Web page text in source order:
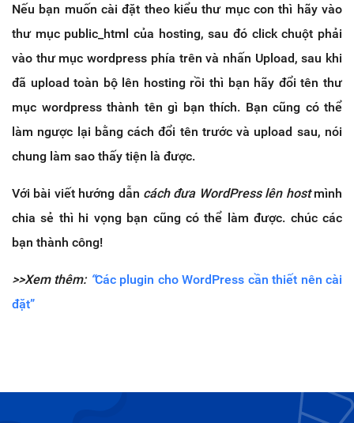
Nếu bạn muốn cài đặt theo kiểu thư mục con thì hãy vào
thư mục public_html của hosting, sau đó click chuột phải
vào thư mục wordpress phía trên và nhấn Upload, sau khi
đã upload toàn bộ lên hosting rồi thì bạn hãy đổi tên thư
mục wordpress thành tên gì bạn thích. Bạn cũng có thể
làm ngược lại bằng cách đổi tên trước và upload sau, nói
chung làm sao thấy tiện là được.
Với bài viết hướng dẫn cách đưa WordPress lên hostmình
chia sẻ thì hi vọng bạn cũng có thể làm được. chúc các
bạn thành công!
>>Xem thêm:“Các plugin cho WordPress cần thiết nên cài
đặt”